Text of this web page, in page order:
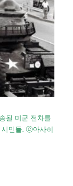
될 미군 전차를
시민들. ⓒ아사히